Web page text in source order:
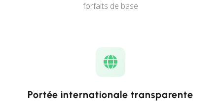
forfaits de base
Portée internationale transparente